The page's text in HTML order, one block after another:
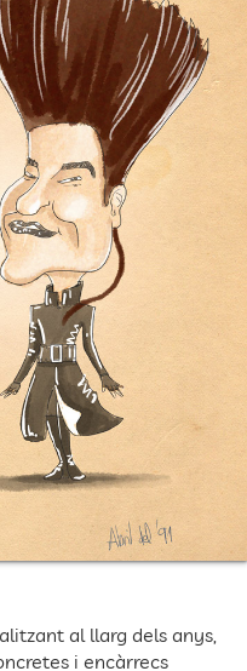
al llarg dels anys,
i encàrrecs